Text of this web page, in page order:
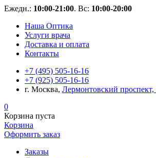
Ежедн.: 10:00-21:00. Вс: 10:00-20:00
Наша Оптика
Услуги врача
Доставка и оплата
Контакты
+7 (495) 505-16-16
+7 (925) 505-16-16
г. Москва, Лермонтовский проспект,
0
Корзина пуста
Корзина
Оформить заказ
Заказы